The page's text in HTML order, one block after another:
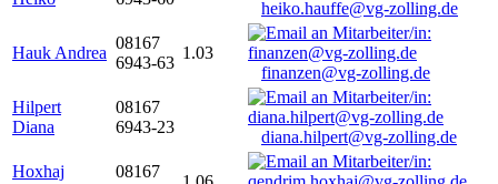
heiko.hauffe@vg-zolling.de
Hauk Andrea
08167
6943-63
1.03
finanzen@vg-zolling.de
Hilpert
Diana
08167
6943-23
diana.hilpert@vg-zolling.de
Hoxhaj
08167